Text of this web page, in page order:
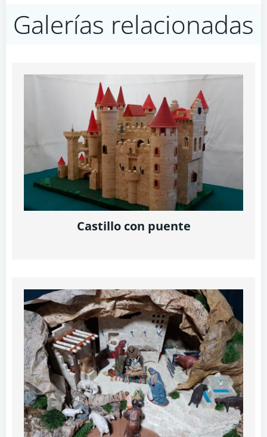
navigationnavigation
Galerías relacionadas
Castillo con puente